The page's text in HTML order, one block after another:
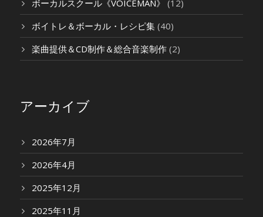
ボーカルスクール《VOICEMAN》 (12)
ボイトレ＆ボーカル・レシピ集 (40)
楽曲提供＆CD制作＆総合音楽制作 (2)
アーカイブ
2026年7月
2026年4月
2025年12月
2025年11月